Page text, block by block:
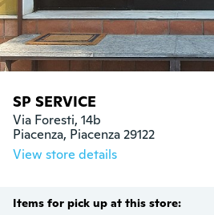
SP SERVICE
Via Foresti, 14b
Piacenza, Piacenza 29122
View store details
Items for pick up at this store: